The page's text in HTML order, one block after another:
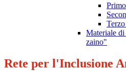
Materiale di
zaino"
Rete per l'Inclusione